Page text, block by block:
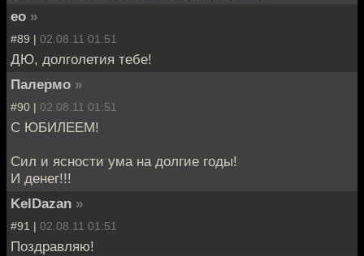
eo »
#89 | 02.08.11 01:51
ДЮ, долголетия тебе!
Палермо »
#90 | 02.08.11 01:51
С ЮБИЛЕЕМ!
Сил и ясности ума на долгие годы!
И денег!!!
KelDazan »
#91 | 02.08.11 01:51
Поздравляю!